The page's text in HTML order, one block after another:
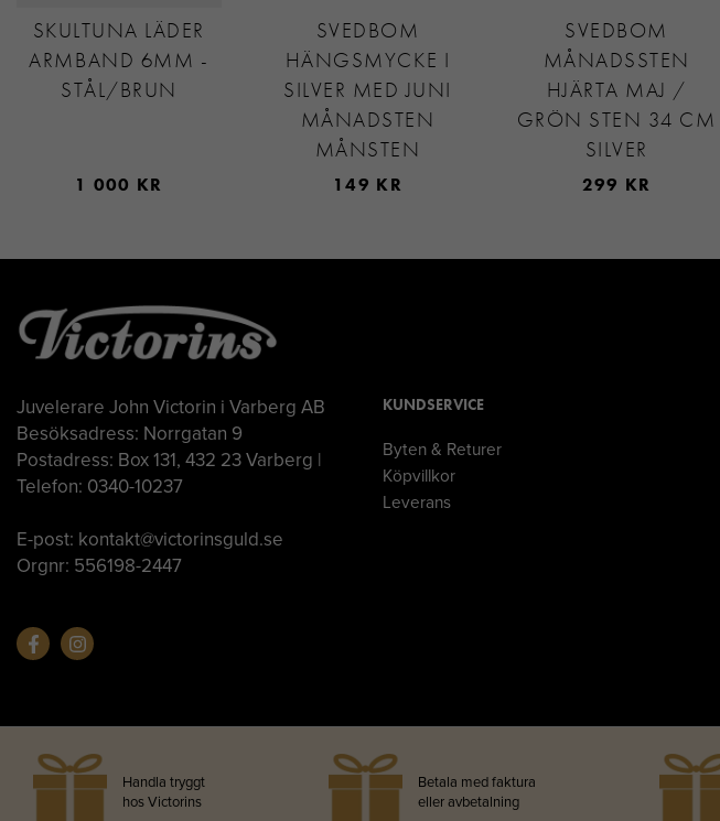
SKULTUNA LÄDER
ARMBAND 6MM -
STÅL/BRUN
1 000 KR
SVEDBOM
HÄNGSMYCKE I
SILVER MED JUNI
MÅNADSTEN
MÅNSTEN
149 KR
SVEDBOM
MÅNADSSTEN
HJÄRTA MAJ /
GRÖN STEN 34 CM
SILVER
299 KR
Juvelerare John Victorin i Varberg AB
Besöksadress: Norrgatan 9
Postadress: Box 131, 432 23 Varberg |
Telefon: 0340-10237
E-post: kontakt@victorinsguld.se
Orgnr: 556198-2447
KUNDSERVICE
Byten & Returer
Köpvillkor
Leverans
Handla tryggt
hos Victorins
Betala med faktura
eller avbetalning